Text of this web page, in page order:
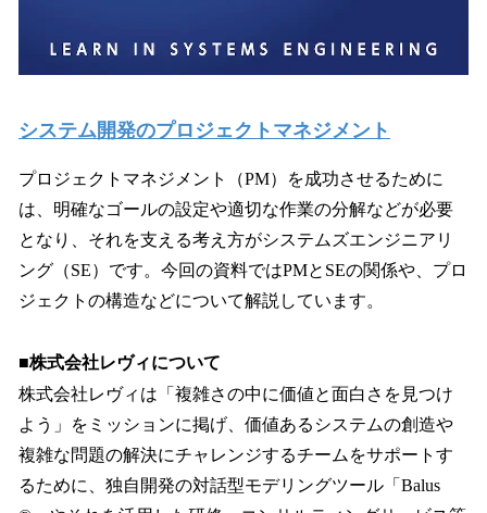
システム開発のプロジェクトマネジメント
プロジェクトマネジメント（PM）を成功させるために
は、明確なゴールの設定や適切な作業の分解などが必要
となり、それを支える考え方がシステムズエンジニアリ
ング（SE）です。今回の資料ではPMとSEの関係や、プロ
ジェクトの構造などについて解説しています。
■株式会社レヴィについて
株式会社レヴィは「複雑さの中に価値と面白さを見つけ
よう」をミッションに掲げ、価値あるシステムの創造や
複雑な問題の解決にチャレンジするチームをサポートす
るために、独自開発の対話型モデリングツール「Balus